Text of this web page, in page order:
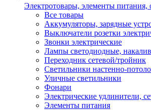
Электротовары, элементы питания,
Все товары
Аккумуляторы, зарядные
Выключатели розетки
Звонки электрические
Лампы светодиодные,
Переходник сетевой/тройник
Светильники настенно-
Уличные светильники
Фонари
Электрические удлинители,
Элементы питания